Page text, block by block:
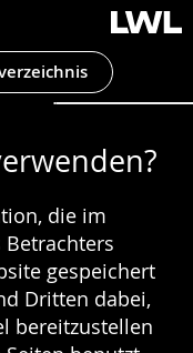
die im
gespeichert
Dritten dabei,
bereitzustellen